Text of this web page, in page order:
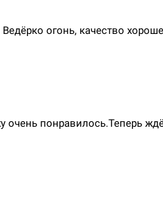
огонь, качество
очень понравилось.Теперь